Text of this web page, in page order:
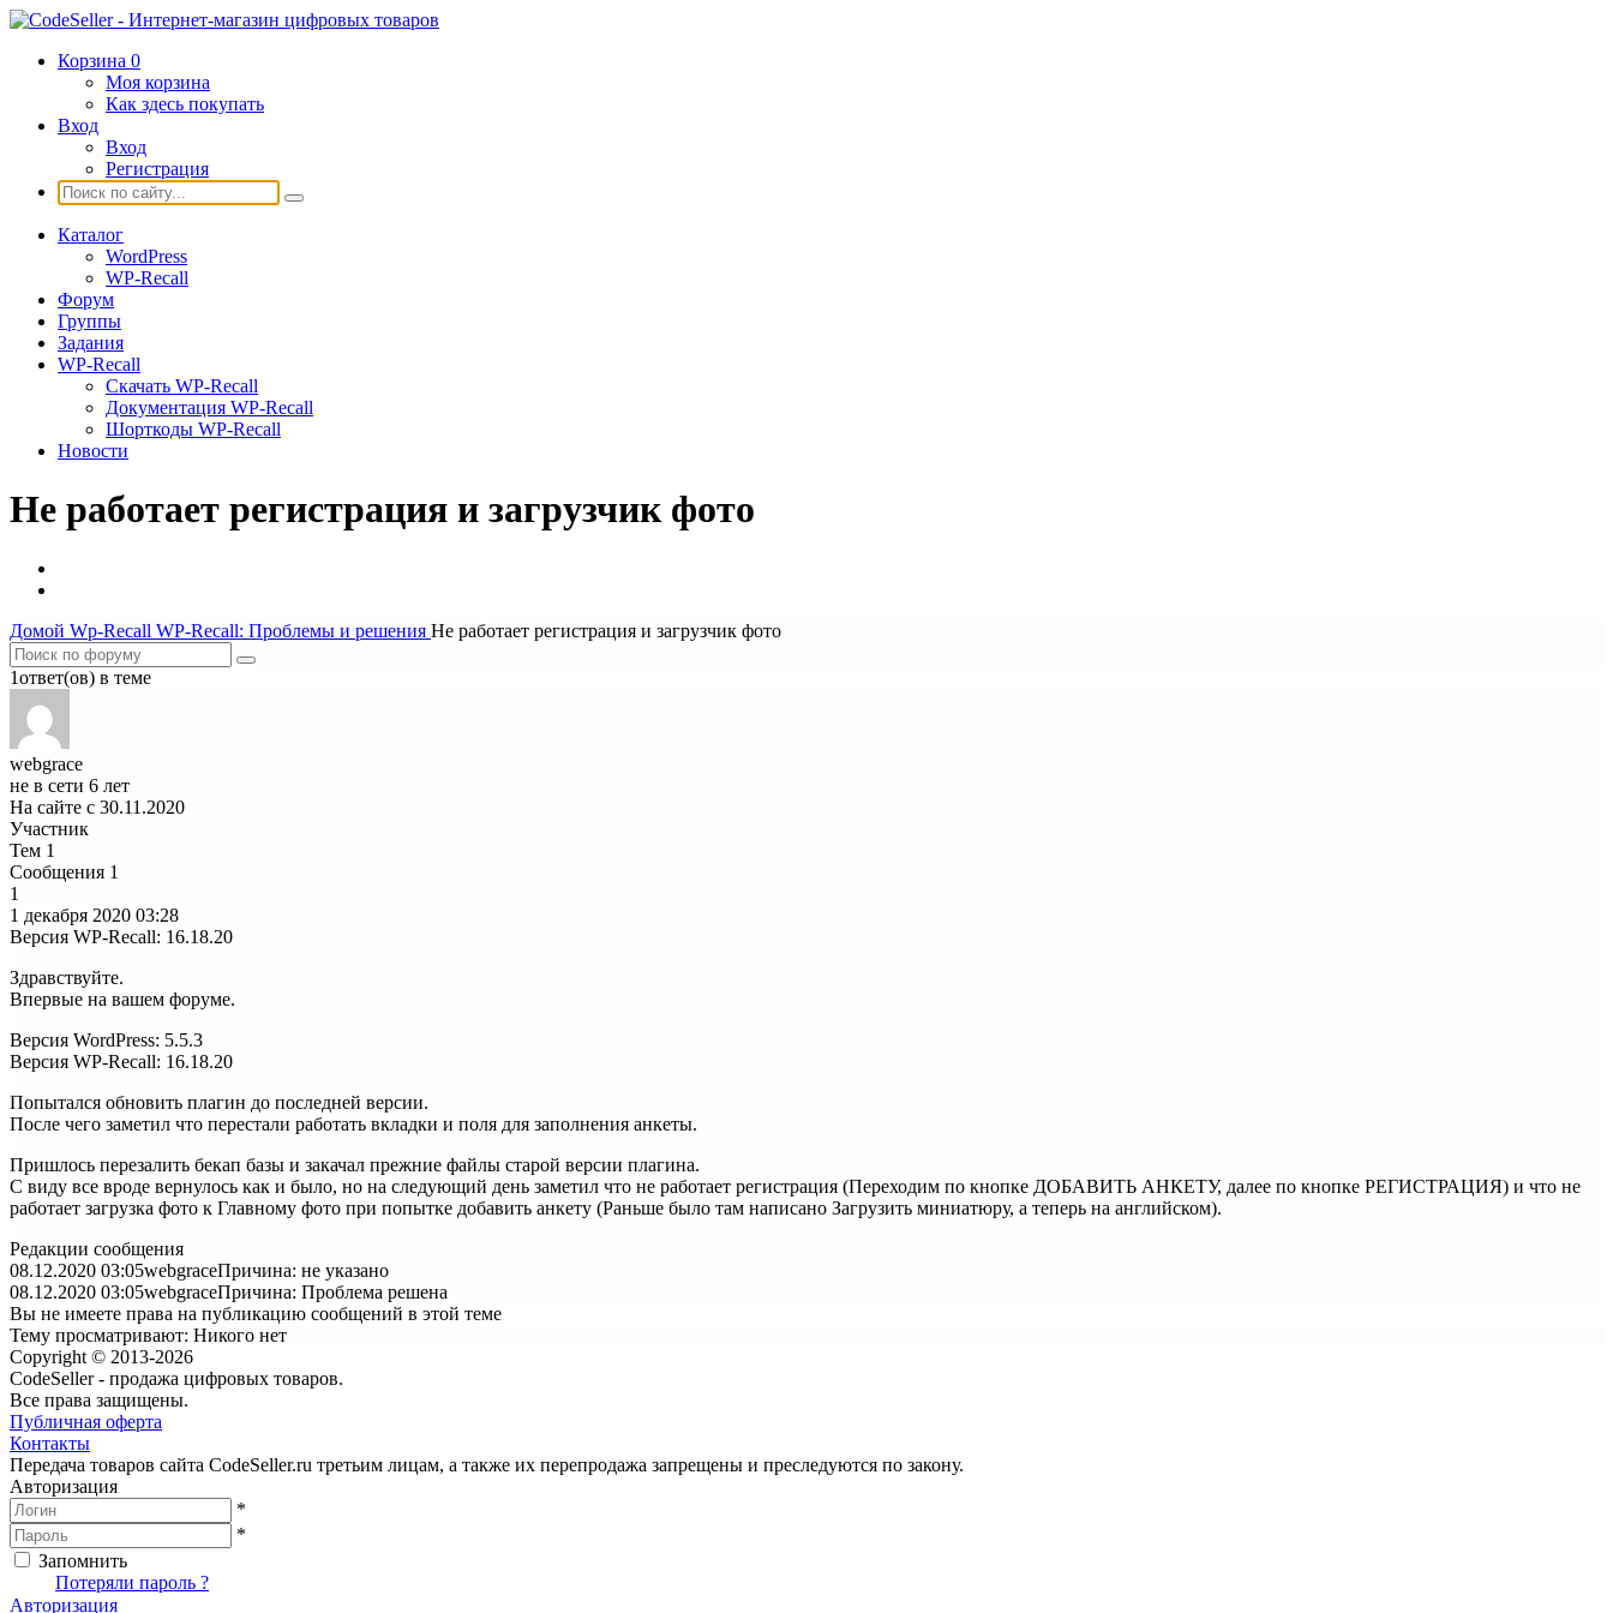
Корзина 0
Моя корзина
Как здесь покупать
Вход
Вход
Регистрация
Каталог
WordPress
WP-Recall
Форум
Группы
Задания
WP-Recall
Скачать WP-Recall
Документация WP-Recall
Шорткоды WP-Recall
Новости
Не работает регистрация и загрузчик фото
Домой Wp-Recall WP-Recall: Проблемы и решения Не работает регистрация и загрузчик фото
1ответ(ов) в теме
webgrace
не в сети 6 лет
На сайте с 30.11.2020
Участник
Тем 1
Сообщения 1
1
1 декабря 2020 03:28
Версия WP-Recall: 16.18.20
Здравствуйте.
Впервые на вашем форуме.
Версия WordPress: 5.5.3
Версия WP-Recall: 16.18.20
Попытался обновить плагин до последней версии.
После чего заметил что перестали работать вкладки и поля для заполнения анкеты.
Пришлось перезалить бекап базы и закачал прежние файлы старой версии плагина.
С виду все вроде вернулось как и было, но на следующий день заметил что не работает регистрация (Переходим по кнопке ДОБАВИТЬ АНКЕТУ, далее по кнопке РЕГИСТРАЦИЯ) и что не
работает загрузка фото к Главному фото при попытке добавить анкету (Раньше было там написано Загрузить миниатюру, а теперь на английском).
Редакции сообщения
08.12.2020 03:05webgraceПричина: не указано
08.12.2020 03:05webgraceПричина: Проблема решена
Вы не имеете права на публикацию сообщений в этой теме
Тему просматривают: Никого нет
Copyright © 2013-2026
CodeSeller - продажа цифровых товаров.
Все права защищены.
Публичная оферта
Контакты
Передача товаров сайта CodeSeller.ru третьим лицам, а также их перепродажа запрещены и преследуются по закону.
Авторизация
*
*
Запомнить
Потеряли пароль ?
Авторизация